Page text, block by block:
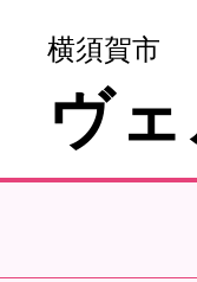
横須賀市
ヴ